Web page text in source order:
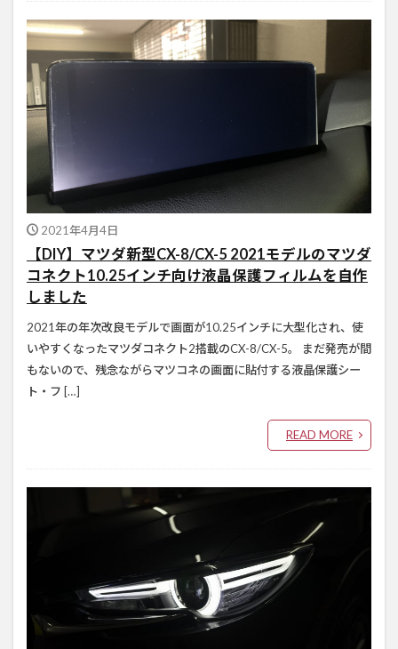
2021年4月4日
【DIY】マツダ新型CX-8/CX-5 2021モデルのマツダ
コネクト10.25インチ向け液晶保護フィルムを自作
しました
2021年の年次改良モデルで画面が10.25インチに大型化され、使
いやすくなったマツダコネクト2搭載のCX-8/CX-5。 まだ発売が間
もないので、残念ながらマツコネの画面に貼付する液晶保護シー
ト・フ […]
READ MORE